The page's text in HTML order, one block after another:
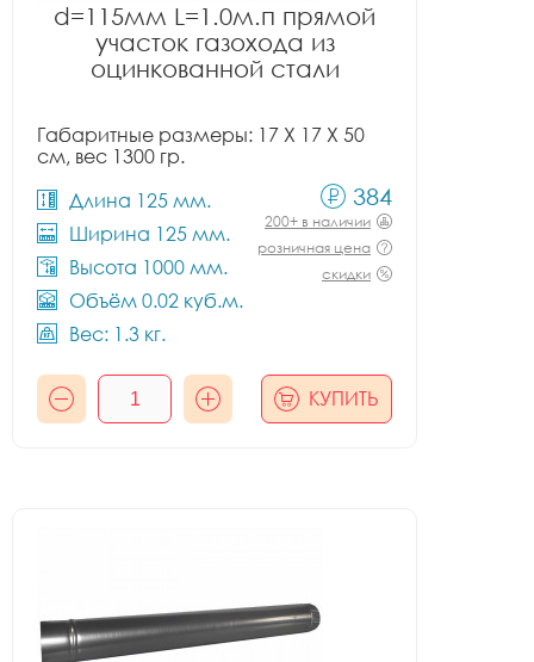
d=115мм L=1.0м.п прямой
участок газохода из
оцинкованной стали
Габаритные размеры: 17 X 17 X 50
см, вес 1300 гр.
Длина 125 мм.
Ширина 125 мм.
Высота 1000 мм.
Объём 0.02 куб.м.
Вес: 1.3 кг.
384
200+ в наличии
розничная цена
скидки
КУПИТЬ